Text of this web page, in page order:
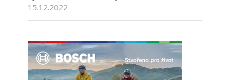
15.12.2022